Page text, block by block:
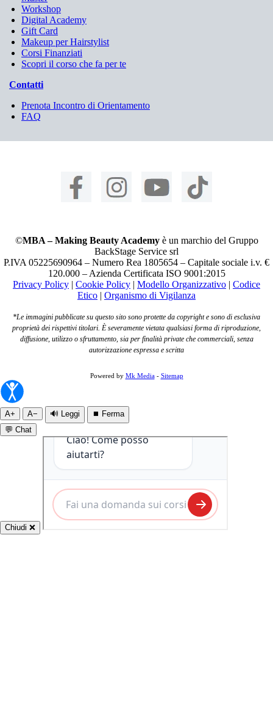
Workshop
Digital Academy
Gift Card
Makeup per Hairstylist
Corsi Finanziati
Scopri il corso che fa per te
Contatti
Prenota Incontro di Orientamento
FAQ
©MBA – Making Beauty Academyè un marchio del Gruppo
BackStage Service srl
P.IVA 05225690964 – Numero Rea 1805654 – Capitale sociale i.v. €
120.000 – Azienda Certificata ISO 9001:2015
Privacy Policy | Cookie Policy | Modello Organizzativo | Codice
Etico | Organismo di Vigilanza
*Le immagini pubblicate su questo sito sono protette da copyright e sono di esclusiva
proprietà dei rispettivi titolari. È severamente vietata qualsiasi forma di riproduzione,
diffusione, utilizzo o sfruttamento, sia per finalità private che commerciali, senza
autorizzazione espressa e scritta
Powered by Mk Media- Sitemap
A+ A− 🔊 Leggi
⏹ Ferma
💬 Chat
Chiudi ❌